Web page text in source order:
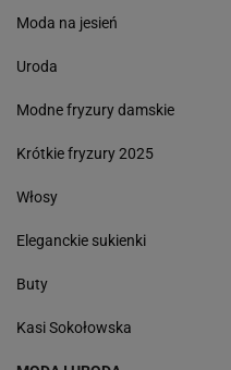
Moda na jesień
Uroda
Modne fryzury damskie
Krótkie fryzury 2025
Włosy
Eleganckie sukienki
Buty
Kasi Sokołowska